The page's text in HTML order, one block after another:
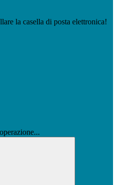
la casella di posta elettronica!